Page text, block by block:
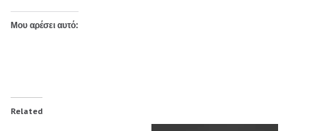
Μου αρέσει αυτό:
Related